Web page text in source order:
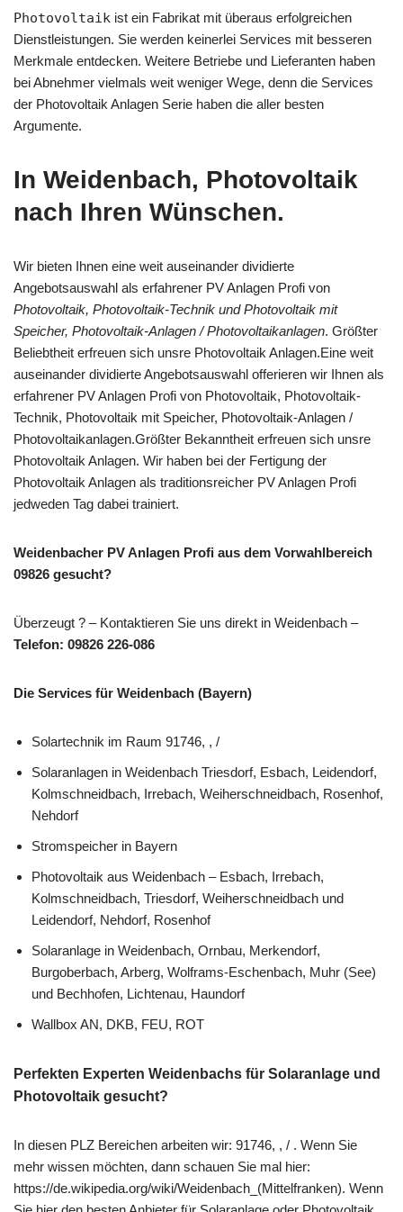
Photovoltaik ist ein Fabrikat mit überaus erfolgreichen
Dienstleistungen. Sie werden keinerlei Services mit besseren
Merkmale entdecken. Weitere Betriebe und Lieferanten haben
bei Abnehmer vielmals weit weniger Wege, denn die Services
der Photovoltaik Anlagen Serie haben die aller besten
Argumente.
In Weidenbach, Photovoltaik
nach Ihren Wünschen.
Wir bieten Ihnen eine weit auseinander dividierte
Angebotsauswahl als erfahrener PV Anlagen Profi von
Photovoltaik, Photovoltaik-Technik und Photovoltaik mit
Speicher, Photovoltaik-Anlagen / Photovoltaikanlagen. Größter
Beliebtheit erfreuen sich unsre Photovoltaik Anlagen.Eine weit
auseinander dividierte Angebotsauswahl offerieren wir Ihnen als
erfahrener PV Anlagen Profi von Photovoltaik, Photovoltaik-
Technik, Photovoltaik mit Speicher, Photovoltaik-Anlagen /
Photovoltaikanlagen.Größter Bekanntheit erfreuen sich unsre
Photovoltaik Anlagen. Wir haben bei der Fertigung der
Photovoltaik Anlagen als traditionsreicher PV Anlagen Profi
jedweden Tag dabei trainiert.
Weidenbacher PV Anlagen Profi aus dem Vorwahlbereich
09826 gesucht?
Überzeugt ? – Kontaktieren Sie uns direkt in Weidenbach –
Telefon: 09826 226-086
Die Services für Weidenbach (Bayern)
Solartechnik im Raum 91746, , /
Solaranlagen in Weidenbach Triesdorf, Esbach, Leidendorf,
Kolmschneidbach, Irrebach, Weiherschneidbach, Rosenhof,
Nehdorf
Stromspeicher in Bayern
Photovoltaik aus Weidenbach – Esbach, Irrebach,
Kolmschneidbach, Triesdorf, Weiherschneidbach und
Leidendorf, Nehdorf, Rosenhof
Solaranlage in Weidenbach, Ornbau, Merkendorf,
Burgoberbach, Arberg, Wolframs-Eschenbach, Muhr (See)
und Bechhofen, Lichtenau, Haundorf
Wallbox AN, DKB, FEU, ROT
Perfekten Experten Weidenbachs für Solaranlage und
Photovoltaik gesucht?
In diesen PLZ Bereichen arbeiten wir: 91746, , / . Wenn Sie
mehr wissen möchten, dann schauen Sie mal hier:
https://de.wikipedia.org/wiki/Weidenbach_(Mittelfranken). Wenn